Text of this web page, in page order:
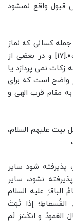
قبول واقع نمى‏شود
كسانى كه نماز
آنها قبول نخواهد شد پيشواى ستمگر است».[17] و در بعضى از
نمى پردازد یا
واضح است که برای
به مقام قرب الهی و
علیهم السلام،
پذیرفته شود سایر
نشود، سایر
الباقرُ عليه السلام
الفُسطاطِ؛ إذا ثَبَتَ
العَمودُ و انكَسَرَ لَم